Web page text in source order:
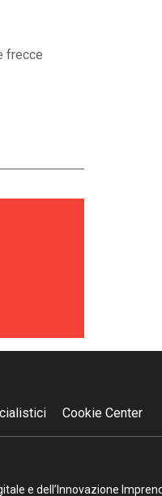
frecce
Cookie Center
e dell’Innovazione